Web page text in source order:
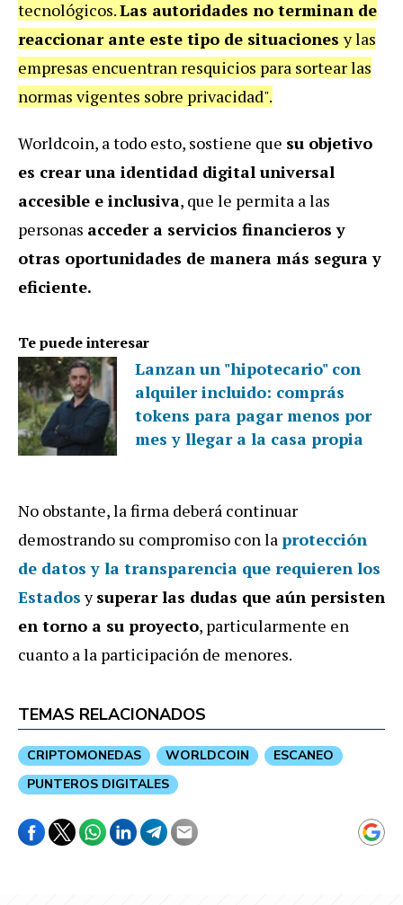
tecnológicos.Las autoridades no terminan de
reaccionar ante este tipo de situacionesy las
empresas encuentran resquicios para sortear las
normas vigentes sobre privacidad".
Worldcoin, a todo esto, sostiene que su objetivo
es crear una identidad digital universal
accesible e inclusiva, que le permita a las
personas acceder a servicios financieros y
otras oportunidades de manera más segura y
eficiente.
Te puede interesar
Lanzan un "hipotecario" con
alquiler incluido: comprás
tokens para pagar menos por
mes y llegar a la casa propia
No obstante, la firma deberá continuar
demostrando su compromiso con la protección
de datos y la transparencia que requieren los
Estadosysuperar las dudas que aún persisten
en torno a su proyecto, particularmente en
cuanto a la participación de menores.
TEMAS RELACIONADOS
CRIPTOMONEDAS WORLDCOIN
ESCANEO
PUNTEROS DIGITALES